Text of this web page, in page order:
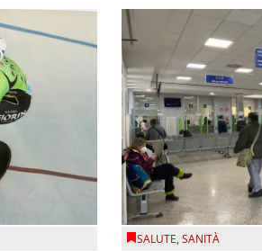
SALUTE,SANITÀ